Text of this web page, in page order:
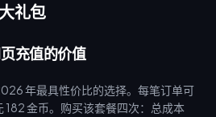
礼包
充值的价值
年最具性价比的选择。每笔订单可
182 金币。购买该套餐四次：总成本